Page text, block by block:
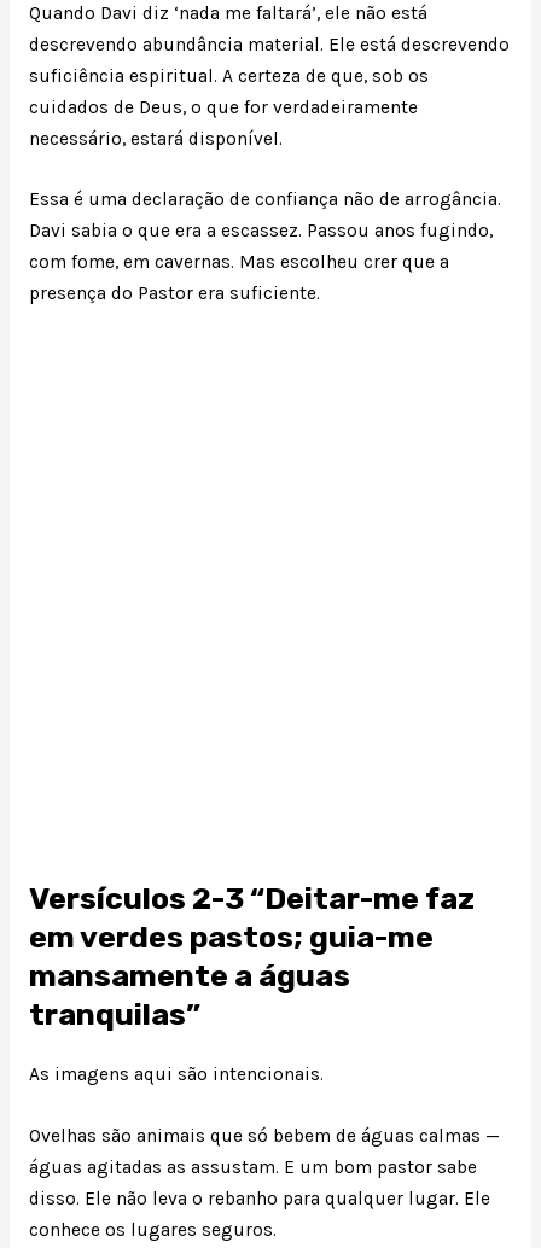
Quando Davi diz ‘nada me faltará’, ele não está
descrevendo abundância material. Ele está descrevendo
suficiência espiritual. A certeza de que, sob os
cuidados de Deus, o que for verdadeiramente
necessário, estará disponível.
Essa é uma declaração de confiança não de arrogância.
Davi sabia o que era a escassez. Passou anos fugindo,
com fome, em cavernas. Mas escolheu crer que a
presença do Pastor era suficiente.
Versículos 2-3 “Deitar-me faz
em verdes pastos; guia-me
mansamente a águas
tranquilas”
As imagens aqui são intencionais.
Ovelhas são animais que só bebem de águas calmas —
águas agitadas as assustam. E um bom pastor sabe
disso. Ele não leva o rebanho para qualquer lugar. Ele
conhece os lugares seguros.